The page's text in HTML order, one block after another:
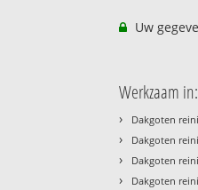
Uw
Werkzaam in:
› Dakgoten
› Dakgoten
› Dakgoten
› Dakgoten